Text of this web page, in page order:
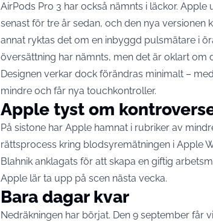
AirPods Pro 3 har också nämnts i läckor.
senast för tre år sedan, och den nya versionen
annat ryktas det om en inbyggd pulsmätare i
översättning har nämnts, men det är oklart om
Designen verkar dock förändras minimalt –
mindre och får nya touchkontroller.
Apple tyst om
På sistone har Apple hamnat i rubriker av
rättsprocess kring blodsyremätningen i Apple
Blahnik anklagats för att skapa en giftig
Apple lär ta upp på scen nästa vecka.
Bara dagar kvar
Nedräkningen har börjat. Den 9 september får